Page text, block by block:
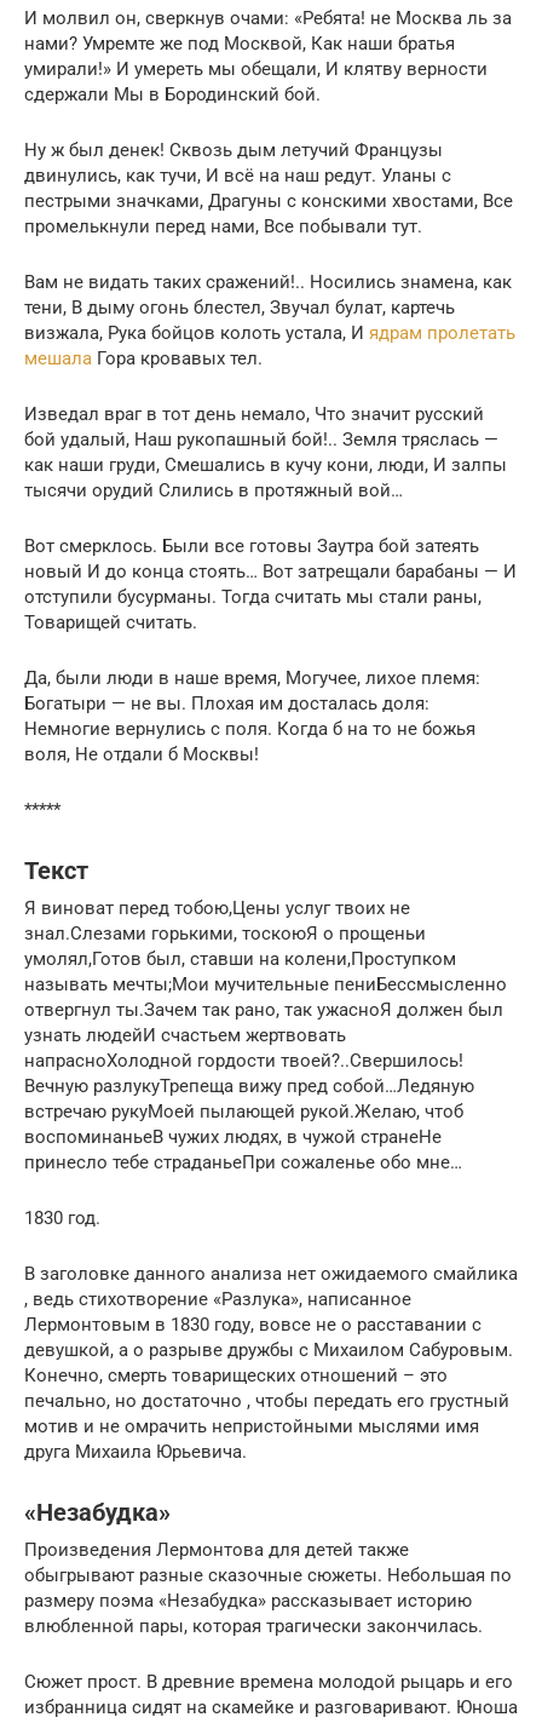
И молвил он, сверкнув очами: «Ребята! не Москва ль за
нами? Умремте же под Москвой, Как наши братья
умирали!» И умереть мы обещали, И клятву верности
сдержали Мы в Бородинский бой.
Ну ж был денек! Сквозь дым летучий Французы
двинулись, как тучи, И всё на наш редут. Уланы с
пестрыми значками, Драгуны с конскими хвостами, Все
промелькнули перед нами, Все побывали тут.
Вам не видать таких сражений!.. Носились знамена, как
тени, В дыму огонь блестел, Звучал булат, картечь
визжала, Рука бойцов колоть устала, И ядрам пролетать
мешала Гора кровавых тел.
Изведал враг в тот день немало, Что значит русский
бой удалый, Наш рукопашный бой!.. Земля тряслась —
как наши груди, Смешались в кучу кони, люди, И залпы
тысячи орудий Слились в протяжный вой…
Вот смерклось. Были все готовы Заутра бой затеять
новый И до конца стоять… Вот затрещали барабаны — И
отступили бусурманы. Тогда считать мы стали раны,
Товарищей считать.
Да, были люди в наше время, Могучее, лихое племя:
Богатыри — не вы. Плохая им досталась доля:
Немногие вернулись с поля. Когда б на то не божья
воля, Не отдали б Москвы!
*****
Текст
Я виноват перед тобою,Цены услуг твоих не
знал.Слезами горькими, тоскоюЯ о прощеньи
умолял,Готов был, ставши на колени,Проступком
называть мечты;Мои мучительные пениБессмысленно
отвергнул ты.Зачем так рано, так ужасноЯ должен был
узнать людейИ счастьем жертвовать
напрасноХолодной гордости твоей?..Свершилось!
Вечную разлукуТрепеща вижу пред собой…Ледяную
встречаю рукуМоей пылающей рукой.Желаю, чтоб
воспоминаньеВ чужих людях, в чужой странеНе
принесло тебе страданьеПри сожаленье обо мне…
1830 год.
В заголовке данного анализа нет ожидаемого смайлика
, ведь стихотворение «Разлука», написанное
Лермонтовым в 1830 году, вовсе не о расставании с
девушкой, а о разрыве дружбы с Михаилом Сабуровым.
Конечно, смерть товарищеских отношений – это
печально, но достаточно , чтобы передать его грустный
мотив и не омрачить непристойными мыслями имя
друга Михаила Юрьевича.
«Незабудка»
Произведения Лермонтова для детей также
обыгрывают разные сказочные сюжеты. Небольшая по
размеру поэма «Незабудка» рассказывает историю
влюбленной пары, которая трагически закончилась.
Сюжет прост. В древние времена молодой рыцарь и его
избранница сидят на скамейке и разговаривают. Юноша